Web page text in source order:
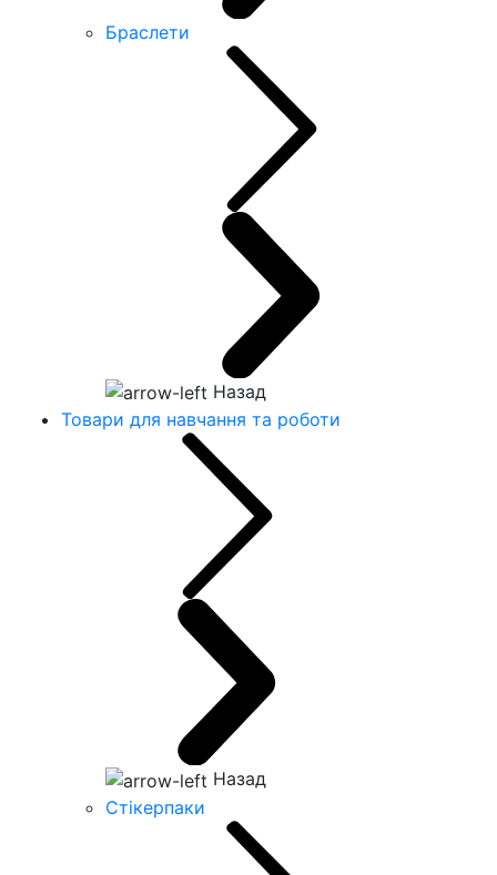
Браслети
Назад
Товари для навчання та роботи
Назад
Стікерпаки